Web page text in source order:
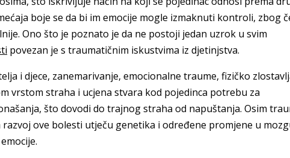
boje se da bi im emocije mogle izmaknuti kontroli, zbog
Ono što je poznato je da ne postoji jedan uzrok u svim
povezan je s traumatičnim iskustvima iz djetinjstva.
i djece, zanemarivanje, emocionalne traume, fizičko
vrstom straha i ucjena stvara kod pojedinca potrebu za
što dovodi do trajnog straha od napuštanja. Osim
ove bolesti utječu genetika i određene promjene u